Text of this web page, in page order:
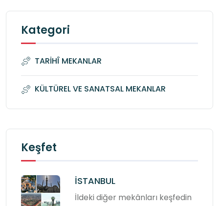
Kategori
TARİHÎ MEKANLAR
KÜLTÜREL VE SANATSAL MEKANLAR
Keşfet
İSTANBUL
İldeki diğer mekânları keşfedin